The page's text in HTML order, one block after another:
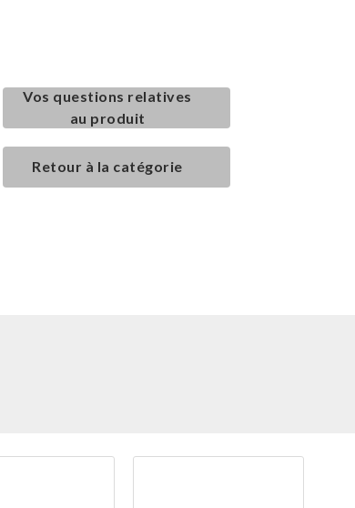
Vos questions relatives
au produit
Retour à la catégorie